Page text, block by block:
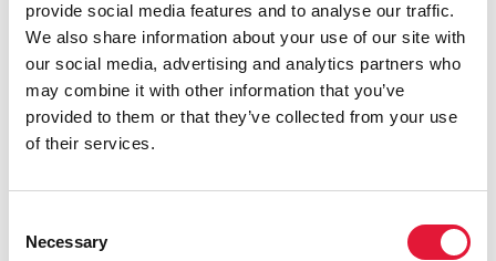
provide social media features and to analyse our traffic.
We also share information about your use of our site with
our social media, advertising and analytics partners who
may combine it with other information that you’ve
provided to them or that they’ve collected from your use
of their services.
Selection
Necessary
ONUSIDA ha estado cooperando con la Comisión
Nacional por los Derechos Humanos de Gais y
Lesbianas (NGLHRC), otros grupos LGTB,
organizaciones de la sociedad civil y otros
colaboradores para promover un entorno jurídico más
La criminalización de las relaciones sexuales